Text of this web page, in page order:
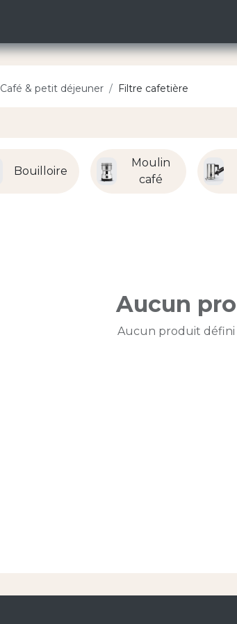
Café & petit déjeuner Filtre cafetière
Bouilloire
Moulin
café
Aucun
Aucun produit défini